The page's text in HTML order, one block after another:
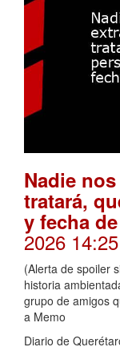
Nadie
tratará,
y fecha
2026 14:25
(Alerta de spoiler
historia
grupo de amigos
a Memo
Diario de